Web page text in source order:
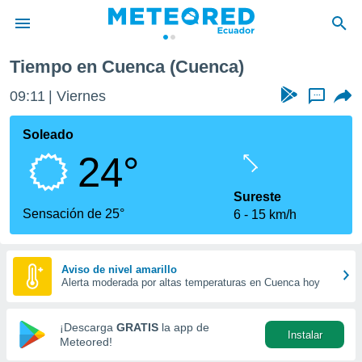
de
ha
calidad.
a este
las
y
forma
digital
basada
Tiempo en Cuenca (Cuenca)
09:11 Viernes ...
Soleado
24°
Sensación de 25°
Sureste
6
15 km/h
Aviso de nivel amarillo
Alerta moderada por altas temperaturas en Cuenca hoy
¡Descarga GRATIS la app de
Meteored!
Instalar